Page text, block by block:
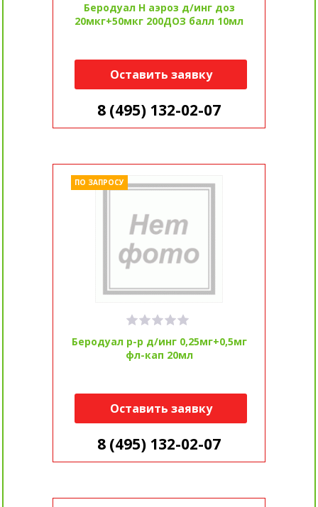
Беродуал H аэроз д/инг доз
20мкг+50мкг 200ДОЗ балл 10мл
Оставить заявку
8 (495) 132-02-07
Беродуал р-р д/инг 0,25мг+0,5мг
фл-кап 20мл
ПО ЗАПРОСУ
Оставить заявку
8 (495) 132-02-07